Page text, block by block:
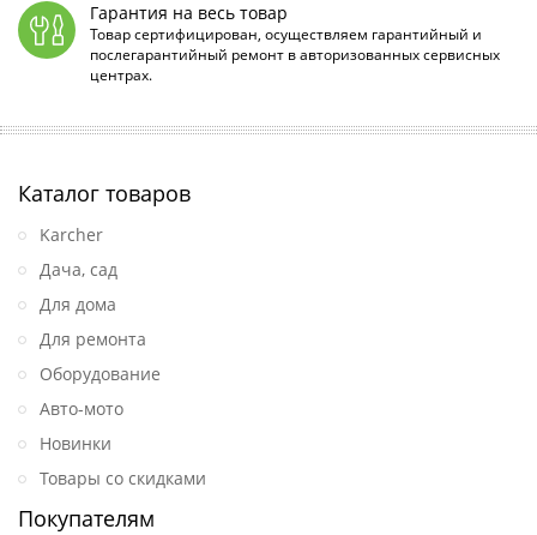
Гарантия на весь товар
Товар сертифицирован, осуществляем гарантийный и
послегарантийный ремонт в авторизованных сервисных
центрах.
Каталог товаров
Karcher
Дача, сад
Для дома
Для ремонта
Оборудование
Авто-мото
Новинки
Товары со скидками
Покупателям